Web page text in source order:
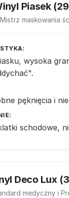
Piasek
Mistrz maskowania
wysoka
pęknięcia i
schodowe,
Deco Lux
medyczny i